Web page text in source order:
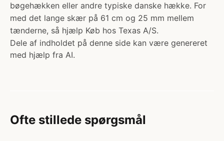
bøgehækken eller andre typiske danske hække. For
med det lange skær på 61 cm og 25 mm mellem
tænderne, så hjælp Køb hos Texas A/S.
Dele af indholdet på denne side kan være genereret
med hjælp fra AI.
Ofte stillede spørgsmål